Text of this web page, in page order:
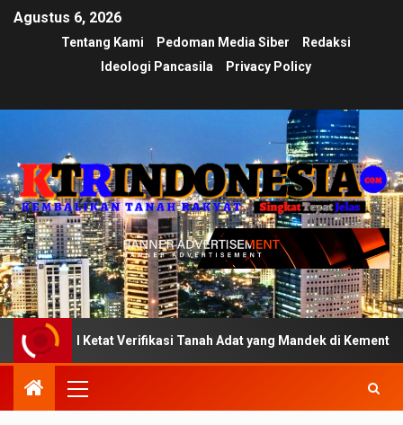
Agustus 6, 2026
Tentang Kami Pedoman Media Siber
Redaksi
Ideologi Pancasila
Privacy Policy
Ketat Verifikasi Tanah Adat yang Mandek di Kementerian